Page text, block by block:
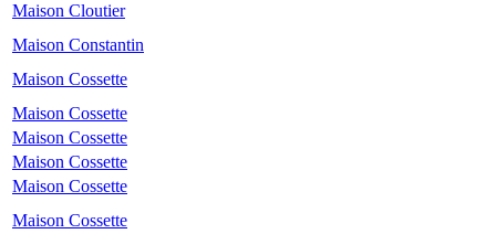
Maison Cloutier
Maison Constantin
Maison Cossette
Maison Cossette
Maison Cossette
Maison Cossette
Maison Cossette
Maison Cossette